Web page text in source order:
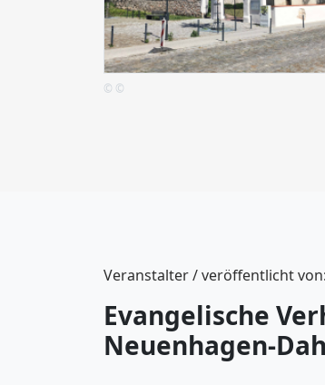
© ©
Veranstalter / veröffentlicht von:
Evangelische
Neuenhagen-